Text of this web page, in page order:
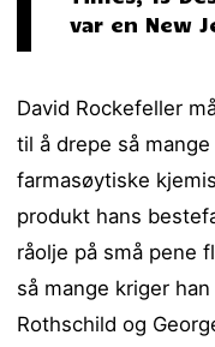
var en New
David Rockefeller
til å drepe så
farmasøytiske
produkt hans
råolje på små pene
så mange kriger
Rothschild og